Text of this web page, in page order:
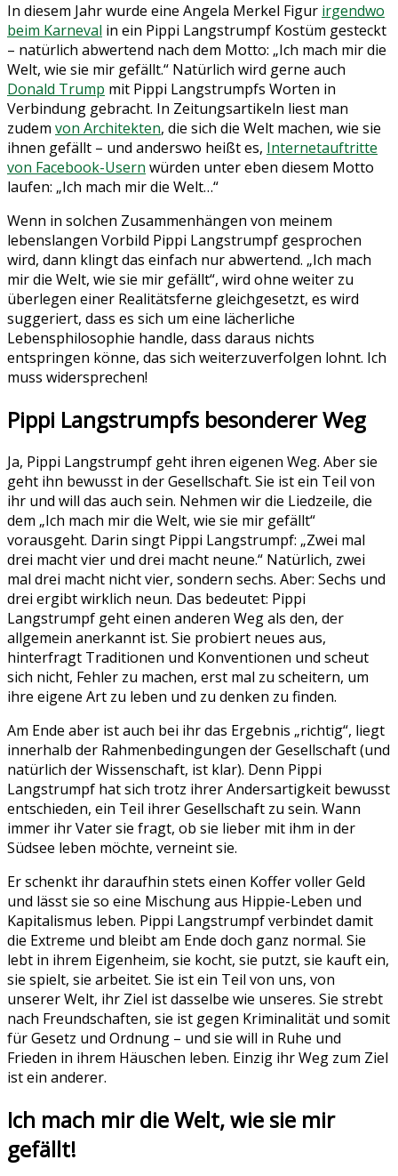
In diesem Jahr wurde eine Angela Merkel Figur irgendwo
beim Karneval in ein Pippi Langstrumpf Kostüm gesteckt
– natürlich abwertend nach dem Motto: „Ich mach mir die
Welt, wie sie mir gefällt.“ Natürlich wird gerne auch
Donald Trump mit Pippi Langstrumpfs Worten in
Verbindung gebracht. In Zeitungsartikeln liest man
zudem von Architekten, die sich die Welt machen, wie sie
ihnen gefällt – und anderswo heißt es, Internetauftritte
von Facebook-Usern würden unter eben diesem Motto
laufen: „Ich mach mir die Welt…“
Wenn in solchen Zusammenhängen von meinem
lebenslangen Vorbild Pippi Langstrumpf gesprochen
wird, dann klingt das einfach nur abwertend. „Ich mach
mir die Welt, wie sie mir gefällt“, wird ohne weiter zu
überlegen einer Realitätsferne gleichgesetzt, es wird
suggeriert, dass es sich um eine lächerliche
Lebensphilosophie handle, dass daraus nichts
entspringen könne, das sich weiterzuverfolgen lohnt. Ich
muss widersprechen!
Pippi Langstrumpfs besonderer Weg
Ja, Pippi Langstrumpf geht ihren eigenen Weg. Aber sie
geht ihn bewusst in der Gesellschaft. Sie ist ein Teil von
ihr und will das auch sein. Nehmen wir die Liedzeile, die
dem „Ich mach mir die Welt, wie sie mir gefällt“
vorausgeht. Darin singt Pippi Langstrumpf: „Zwei mal
drei macht vier und drei macht neune.“ Natürlich, zwei
mal drei macht nicht vier, sondern sechs. Aber: Sechs und
drei ergibt wirklich neun. Das bedeutet: Pippi
Langstrumpf geht einen anderen Weg als den, der
allgemein anerkannt ist. Sie probiert neues aus,
hinterfragt Traditionen und Konventionen und scheut
sich nicht, Fehler zu machen, erst mal zu scheitern, um
ihre eigene Art zu leben und zu denken zu finden.
Am Ende aber ist auch bei ihr das Ergebnis „richtig“, liegt
innerhalb der Rahmenbedingungen der Gesellschaft (und
natürlich der Wissenschaft, ist klar). Denn Pippi
Langstrumpf hat sich trotz ihrer Andersartigkeit bewusst
entschieden, ein Teil ihrer Gesellschaft zu sein. Wann
immer ihr Vater sie fragt, ob sie lieber mit ihm in der
Südsee leben möchte, verneint sie.
Er schenkt ihr daraufhin stets einen Koffer voller Geld
und lässt sie so eine Mischung aus Hippie-Leben und
Kapitalismus leben. Pippi Langstrumpf verbindet damit
die Extreme und bleibt am Ende doch ganz normal. Sie
lebt in ihrem Eigenheim, sie kocht, sie putzt, sie kauft ein,
sie spielt, sie arbeitet. Sie ist ein Teil von uns, von
unserer Welt, ihr Ziel ist dasselbe wie unseres. Sie strebt
nach Freundschaften, sie ist gegen Kriminalität und somit
für Gesetz und Ordnung – und sie will in Ruhe und
Frieden in ihrem Häuschen leben. Einzig ihr Weg zum Ziel
ist ein anderer.
Ich mach mir die Welt, wie sie mir
gefällt!